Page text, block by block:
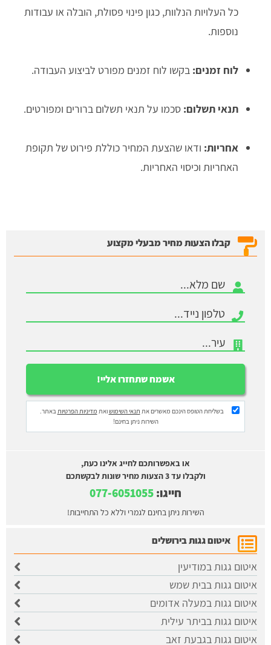
כל העלויות הנלוות, כגון פינוי פסולת, הובלה או עבודות
נוספות.
לוח זמנים: בקשו לוח זמנים מפורט לביצוע העבודה.
תנאי תשלום: סכמו על תנאי תשלום ברורים ומפורטים.
אחריות: ודאו שהצעת המחיר כוללת פירוט של תקופת
האחריות וכיסוי האחריות.
קבלו הצעות מחיר מבעלי מקצוע
בשליחת הטופס הינכם מאשרים את תנאי השימושואת מדיניות הפרטיות באתר.
השירות ניתן בחינם!
או באפשרותכם לחייג אלינו כעת,
ולקבלו עד 3 הצעות מחיר שונות לבקשתכם
חייגו:
השירות ניתן בחינם לגמרי וללא כל התחייבות!
איטום גגות בירושלים
איטום גגות במודיעין
איטום גגות בבית שמש
איטום גגות במעלה אדומים
איטום גגות בביתר עילית
איטום גגות בגבעת זאב